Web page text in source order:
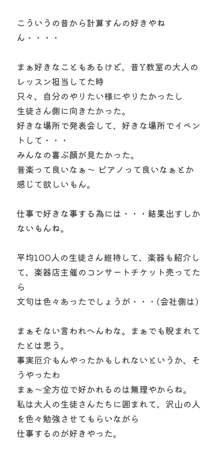
こういうの昔から計算すんの好きやね
ん・・・・
まぁ好きなこともあるけど、昔Y教室の大人の
レッスン担当してた時
只々、自分のやりたい様にやりたかったし
生徒さん側に向きたかった。
好きな場所で発表会して、好きな場所でイベン
トして・・・
みんなの喜ぶ顔が見たかった。
音楽って良いなぁ〜 ピアノって良いなぁとか
感じて欲しいもん。
仕事で好きな事する為には・・・結果出すしか
ないもんね。
平均100人の生徒さん維持して、楽器も紹介し
て、楽器店主催のコンサートチケット売ってた
ら
文句は色々あったでしょうが・・・(会社側は)
まぁそない言われへんわな。まぁでも睨まれて
たとは思う。
事実厄介もんやったかもしれないというか、そ
うやったわ
まぁ〜全方位で好かれるのは無理やからね。
私は大人の生徒さんたちに囲まれて、沢山の人
を色々勉強させてもらいながら
仕事するのが好きやった。